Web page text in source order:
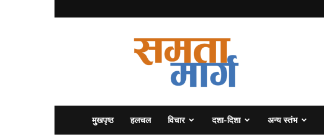
मुखपृष्ठ हलचल विचार दशा-दिशा अन्य स्तंभ